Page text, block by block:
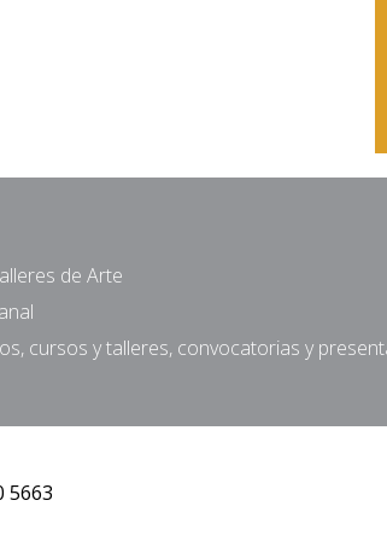
de Arte
cursos y talleres, convocatorias y
5663